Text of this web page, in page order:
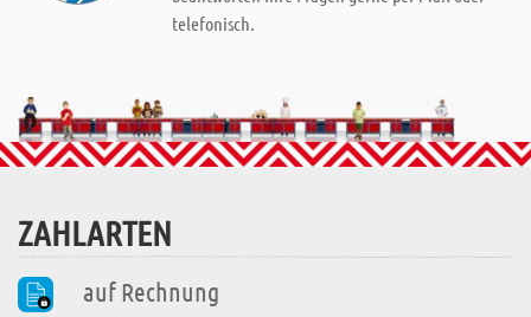
telefonisch.
ZAHLARTEN
auf Rechnung